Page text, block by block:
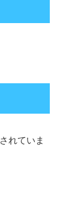
れていま